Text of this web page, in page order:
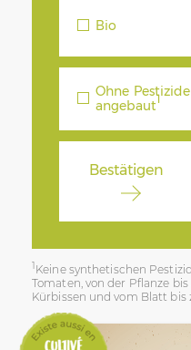
Bio
Ohne Pestizide
angebaut
Bestätigen
1 Keine synthetischen
Tomaten, von der Pflanze
Kürbissen und vom Blatt bis